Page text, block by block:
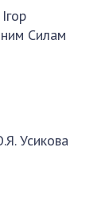
Силам
Усикова